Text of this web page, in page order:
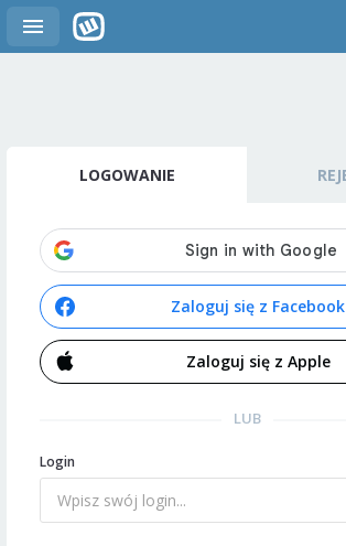
LOGOWANIE
Zaloguj się z Facebook
Zaloguj się z Apple
LUB
Login